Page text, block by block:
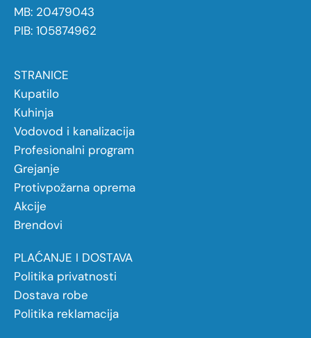
MB: 20479043
PIB: 105874962
STRANICE
Kupatilo
Kuhinja
Vodovod i kanalizacija
Profesionalni program
Grejanje
Protivpožarna oprema
Akcije
Brendovi
PLAĆANJE I DOSTAVA
Politika privatnosti
Dostava robe
Politika reklamacija